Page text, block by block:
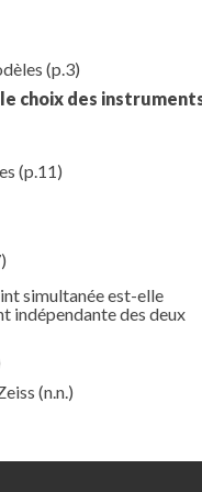
(p.3)
choix des
(p.11)
simultanée est-elle
indépendante des deux
(n.n.)